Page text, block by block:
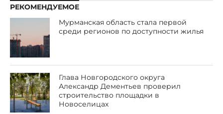
РЕКОМЕНДУЕМОЕ
Мурманская область стала первой
среди регионов по доступности жилья
Глава Новгородского округа
Александр Дементьев проверил
строительство площадки в
Новоселицах